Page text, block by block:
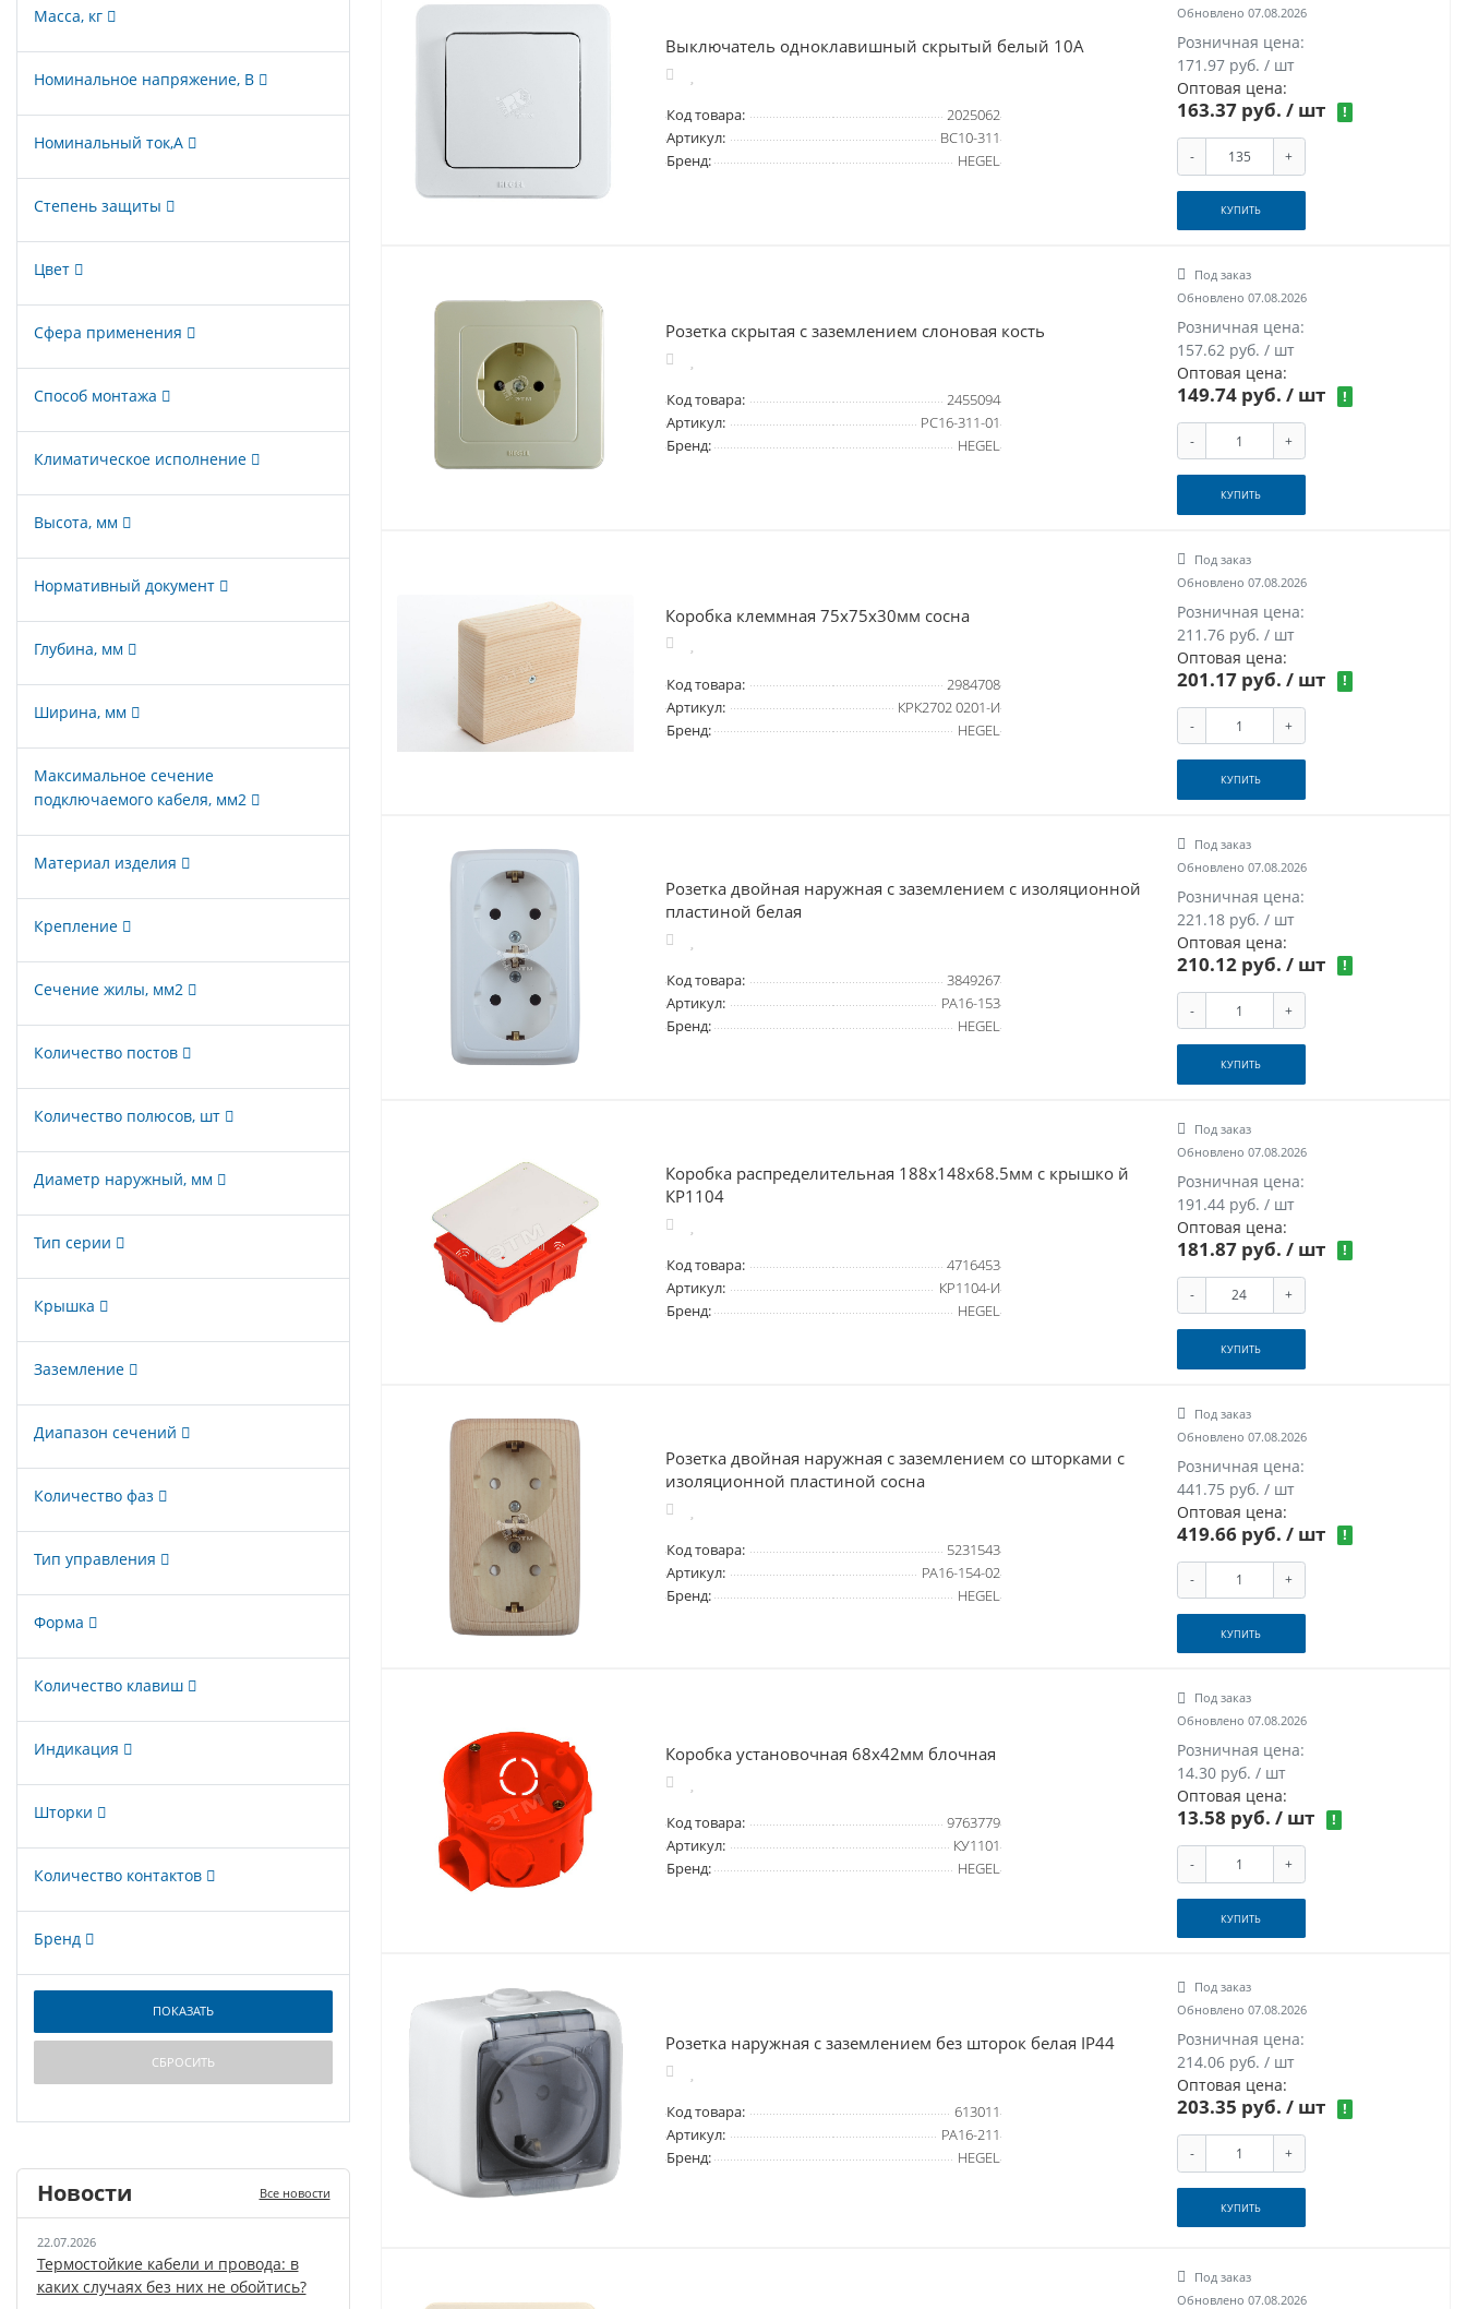
Выключатель одноклавишный скрытый белый 10А
Код товара:
2025062
Артикул:
ВС10-311
Бренд:
HEGEL
Обновлено 07.08.2026
Розничная цена:
171.97 руб. / шт
Оптовая цена:
163.37 руб./ шт !
- +
КУПИТЬ
Розетка скрытая с заземлением слоновая кость
Код товара:
2455094
Артикул:
РС16-311-01
Бренд:
HEGEL
Под заказ
Обновлено 07.08.2026
Розничная цена:
157.62 руб. / шт
Оптовая цена:
149.74 руб./ шт !
- +
КУПИТЬ
Коробка клеммная 75х75х30мм сосна
Код товара:
2984708
Артикул:
КРК2702 0201-И
Бренд:
HEGEL
Под заказ
Обновлено 07.08.2026
Розничная цена:
211.76 руб. / шт
Оптовая цена:
201.17 руб./ шт !
- +
КУПИТЬ
Розетка двойная наружная с заземлением с изоляционной
пластиной белая
Код товара:
3849267
Артикул:
РА16-153
Бренд:
HEGEL
Под заказ
Обновлено 07.08.2026
Розничная цена:
221.18 руб. / шт
Оптовая цена:
210.12 руб./ шт !
- +
КУПИТЬ
Коробка распределительная 188х148х68.5мм с крышко й
КР1104
Код товара:
4716453
Артикул:
КР1104-И
Бренд:
HEGEL
Под заказ
Обновлено 07.08.2026
Розничная цена:
191.44 руб. / шт
Оптовая цена:
181.87 руб./ шт !
- +
КУПИТЬ
Розетка двойная наружная с заземлением со шторками с
изоляционной пластиной сосна
Код товара:
5231543
Артикул:
РА16-154-02
Бренд:
HEGEL
Под заказ
Обновлено 07.08.2026
Розничная цена:
441.75 руб. / шт
Оптовая цена:
419.66 руб./ шт !
- +
КУПИТЬ
Коробка установочная 68х42мм блочная
Код товара:
9763779
Артикул:
КУ1101
Бренд:
HEGEL
Под заказ
Обновлено 07.08.2026
Розничная цена:
14.30 руб. / шт
Оптовая цена:
13.58 руб./ шт !
- +
КУПИТЬ
Розетка наружная с заземлением без шторок белая IP44
Код товара:
613011
Артикул:
РА16-211
Бренд:
HEGEL
Под заказ
Обновлено 07.08.2026
Розничная цена:
214.06 руб. / шт
Оптовая цена:
203.35 руб./ шт !
- +
КУПИТЬ
Под заказ
Обновлено 07.08.2026
Масса, кг
Номинальное напряжение, В
Номинальный ток,А
Степень защиты
Цвет
Сфера применения
Способ монтажа
Климатическое исполнение
Высота, мм
Нормативный документ
Глубина, мм
Ширина, мм
Максимальное сечение
подключаемого кабеля, мм2
Материал изделия
Крепление
Сечение жилы, мм2
Количество постов
Количество полюсов, шт
Диаметр наружный, мм
Тип серии
Крышка
Заземление
Диапазон сечений
Количество фаз
Тип управления
Форма
Количество клавиш
Индикация
Шторки
Количество контактов
Бренд
Новости Все новости
22.07.2026
Термостойкие кабели и провода: в
каких случаях без них не обойтись?